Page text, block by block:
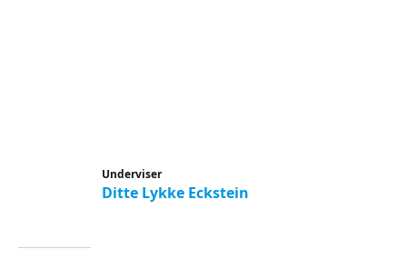
Underviser
Ditte Lykke Eckstein